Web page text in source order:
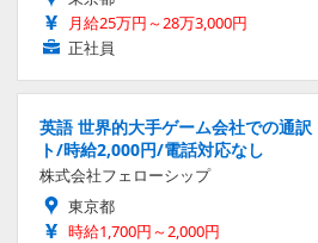
月給25万円～28万3,000円
正社員
英語 世界的大手ゲーム会社での通
ト/時給2,000円/電話対応なし
株式会社フェローシップ
東京都
時給1,700円～2,000円